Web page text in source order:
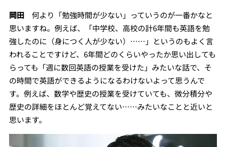
岡田何より「勉強時間が少ない」っていうのが一番かなと
思いますね。例えば、「中学校、高校の計6年間も英語を勉
強したのに（身につく人が少ない）……」というのもよく言
われることですけど、6年間どのくらいやったか思い出しても
らっても「週に数回英語の授業を受けた」みたいな話で、そ
の時間で英語ができるようになるわけないよって思うんで
す。例えば、数学や歴史の授業を受けていても、微分積分や
歴史の詳細をほとんど覚えてない……みたいなことと近いと
思います。